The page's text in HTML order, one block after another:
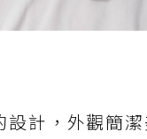
設計，外觀簡